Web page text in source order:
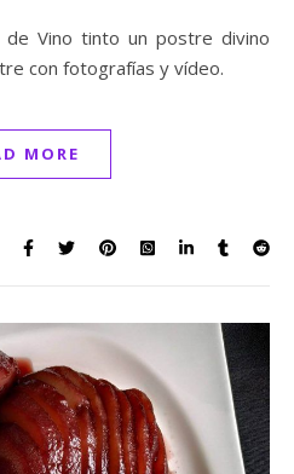
con fotografías y vídeo.
MORE